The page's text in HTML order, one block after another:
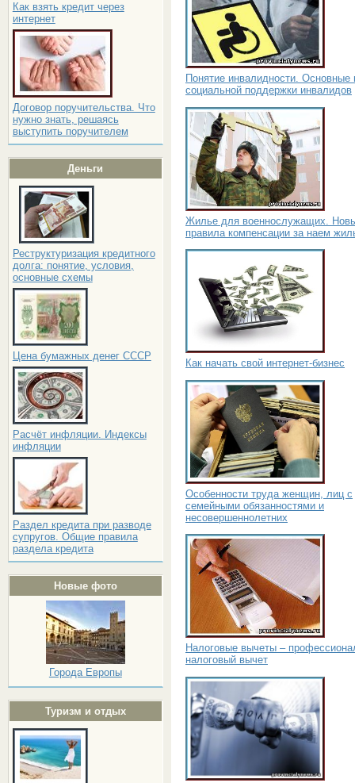
Как взять кредит через
интернет
Договор поручительства. Что
нужно знать, решаясь
выступить поручителем
Деньги
Реструктуризация кредитного
долга: понятие, условия,
основные схемы
Цена бумажных денег СССР
Расчёт инфляции. Индексы
инфляции
Раздел кредита при разводе
супругов. Общие правила
раздела кредита
Новые фото
Города Европы
Туризм и отдых
Понятие инвалидности. Основные
социальной поддержки инвалидов
Жилье для военнослужащих.
правила компенсации за наем
Как начать свой интернет-бизнес
Особенности труда женщин, лиц с
семейными обязанностями и
несовершеннолетних
Налоговые вычеты –
налоговый вычет